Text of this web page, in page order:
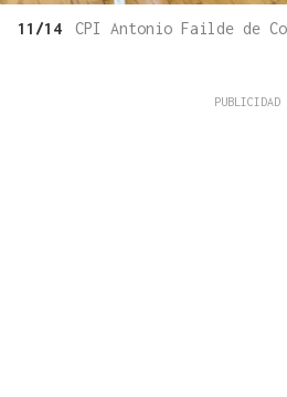
11/14 CPI Antonio Failde de